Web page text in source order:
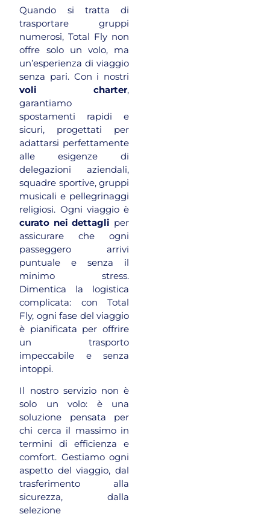
Quando si tratta di
trasportare gruppi
numerosi, Total Fly non
offre solo un volo, ma
un’esperienza di viaggio
senza pari. Con i nostri
voli charter,
garantiamo
spostamenti rapidi e
sicuri, progettati per
adattarsi perfettamente
alle esigenze di
delegazioni aziendali,
squadre sportive, gruppi
musicali e pellegrinaggi
religiosi. Ogni viaggio è
curato nei dettagli per
assicurare che ogni
passeggero arrivi
puntuale e senza il
minimo stress.
Dimentica la logistica
complicata: con Total
Fly, ogni fase del viaggio
è pianificata per offrire
un trasporto
impeccabile e senza
intoppi.
Il nostro servizio non è
solo un volo: è una
soluzione pensata per
chi cerca il massimo in
termini di efficienza e
comfort. Gestiamo ogni
aspetto del viaggio, dal
trasferimento alla
sicurezza, dalla
selezione